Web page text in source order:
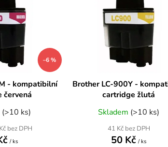
k
t
–6 %
- kompatibilní
červená
(>10 ks)
bez DPH
/ ks
Brother LC-900Y -
cartridge žlutá
Skladem (>10 ks)
41 Kč bez DPH
50 Kč/ ks